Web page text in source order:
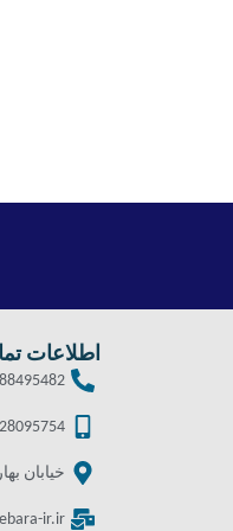
اطلاعات
خیابان
ir.ir